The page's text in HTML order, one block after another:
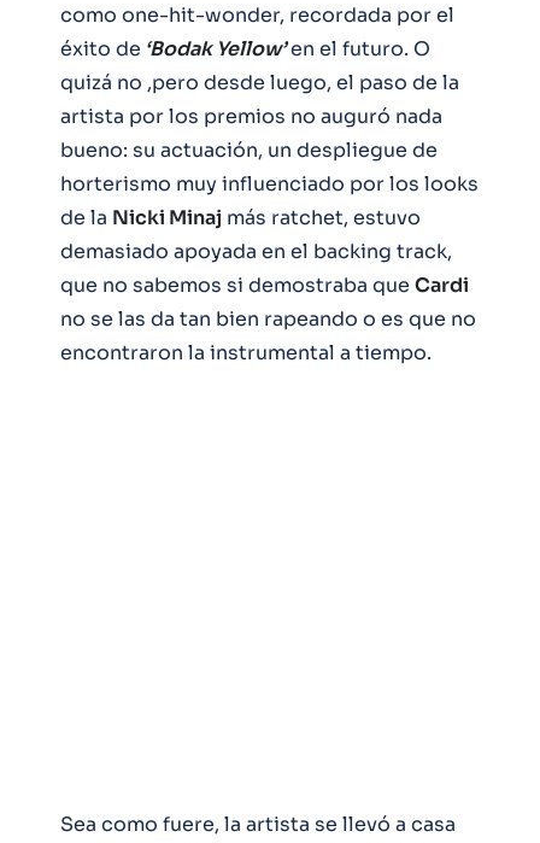
como one-hit-wonder, recordada por el
éxito de ‘Bodak Yellow’en el futuro. O
quizá no ,pero desde luego, el paso de la
artista por los premios no auguró nada
bueno: su actuación, un despliegue de
horterismo muy influenciado por los looks
de la Nicki Minaj más ratchet, estuvo
demasiado apoyada en el backing track,
que no sabemos si demostraba que Cardi
no se las da tan bien rapeando o es que no
encontraron la instrumental a tiempo.
Sea como fuere, la artista se llevó a casa